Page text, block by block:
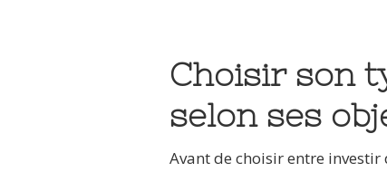
Choisir son
selon ses
Avant de choisir entre investir